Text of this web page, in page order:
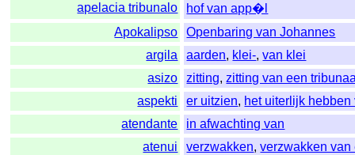
apelacia tribunalo
hof van app�l
Apokalipso
Openbaring van Johannes
argila
aarden, klei-,van klei
asizo
zitting,zitting van een
aspekti
er uitzien, het uiterlijk hebben
atendante
in afwachting van
atenui
verzwakken,verzwakken van